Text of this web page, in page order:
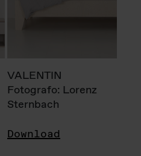
VALENTIN
Fotografo: Lorenz
Sternbach
Download